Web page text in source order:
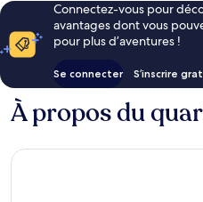
Connectez-vous pour
avantages dont vous
pour plus d’aventures !
Se connecter S’inscrire
À propos du